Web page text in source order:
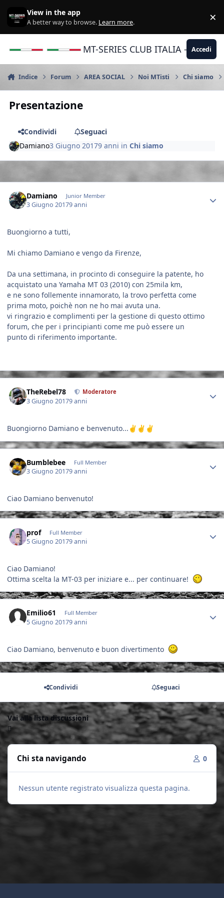
View in the app
A better way to browse. Learn more. ×
MT-SERIES CLUB ITALIA -Accedi
Indice Forum AREA SOCIAL Noi MTisti Chi siamo
Presentazione
Condividi
Seguaci
Damiano3 Giugno 20179 anni inChi siamo
Damiano Junior Member
3 Giugno 20179 anni
Buongiorno a tutti,
Mi chiamo Damiano e vengo da Firenze,
Da una settimana, in procinto di conseguire la patente, ho
acquistato una Yamaha MT 03 (2010) con 25mila km,
e ne sono follemente innamorato, la trovo perfetta come
prima moto, poichè non ne ho mai avuta una.
vi ringrazio e complimenti per la gestione di questo ottimo
forum, che per i principianti come me può essere un
punto di riferimento importante.
TheRebel78 Moderatore
3 Giugno 20179 anni
Buongiorno Damiano e benvenuto... ✌️ ✌️ ✌️
Bumblebee Full Member
3 Giugno 20179 anni
Ciao Damiano benvenuto!
prof Full Member
5 Giugno 20179 anni
Ciao Damiano!
Ottima scelta la MT-03 per iniziare e... per continuare!
Emilio61 Full Member
5 Giugno 20179 anni
Ciao Damiano, benvenuto e buon divertimento
Condividi Seguaci
Vai alla lista discussioni
Chi sta navigando 0
Nessun utente registrato visualizza questa pagina.